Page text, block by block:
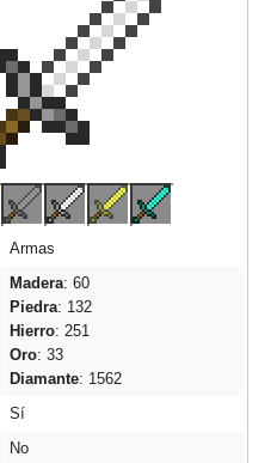
Armas
Madera: 60
Piedra: 132
Hierro: 251
Oro: 33
Diamante: 1562
Sí
No